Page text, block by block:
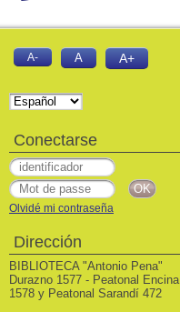
A- A A+
Conectarse
Olvidé mi contraseña
Dirección
BIBLIOTECA "Antonio Pena"
Durazno 1577 - Peatonal Encina
1578 y Peatonal Sarandí 472